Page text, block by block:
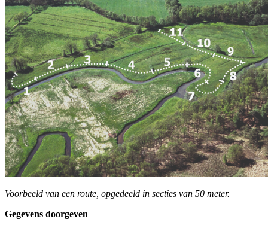
Voorbeeld van een route, opgedeeld in secties van 50 meter.
Gegevens doorgeven